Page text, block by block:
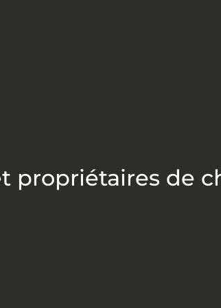
propriétaires de